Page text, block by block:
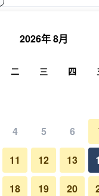
每晚總額
NT$1,821 查
2026年 8月
二 三 四
4 5 6
11 12 13
18 19 20